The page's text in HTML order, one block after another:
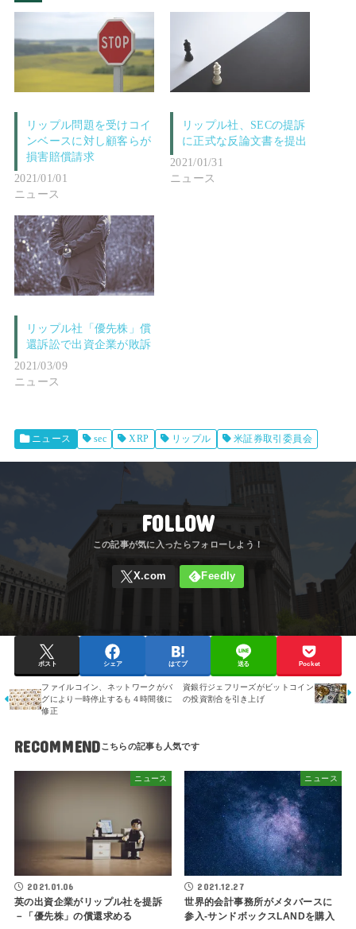
リップル問題を受けコイ
ンベースに対し顧客らが
損害賠償請求
2021/01/01
ニュース
リップル社、SECの提訴
に正式な反論文書を提出
2021/01/31
ニュース
リップル社「優先株」償
還訴訟で出資企業が敗訴
2021/03/09
ニュース
ニュース sec XRP リップル 米証券取引委員会
FOLLOW
ポスト シェア はてブ 送る Pocket
ファイルコイン、ネットワークがバ
グにより一時停止するも４時間後に
修正
資銀行ジェフリーズがビットコイン
の投資割合を引き上げ
RECOMMEND
ニュース
2021.01.06
英の出資企業がリップル社を提訴
－「優先株」の償還求める
ニュース
2021.12.27
世界的会計事務所がメタバースに
参入-サンドボックスLANDを購入